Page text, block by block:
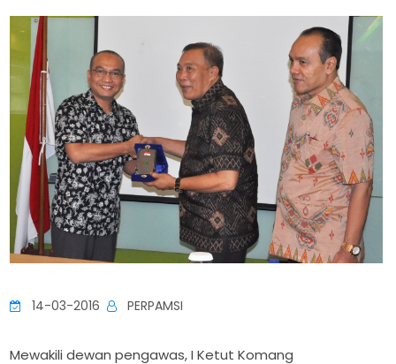
14-03-2016 PERPAMSI
Mewakili dewan pengawas, I Ketut Komang